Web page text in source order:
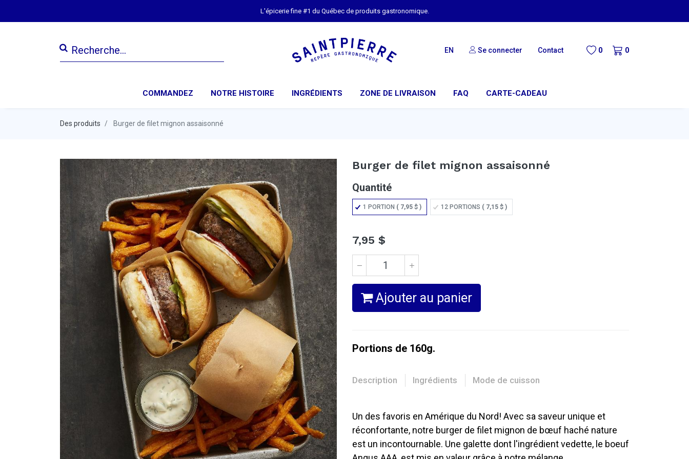
L'épicerie fine #1 du Québec de produits gastronomique.
EN Se connecter Contact 0 0
COMMANDEZ NOTRE HISTOIRE INGRÉDIENTS ZONE DE LIVRAISON FAQ CARTE-CADEAU
Des produits Burger de filet mignon assaisonné
Burger de filet mignon assaisonné
Quantité
1 PORTION ( 7,95 $ ) 12 PORTIONS ( 7,15 $ )
7,95 $
Ajouter au panier
Portions de 160g.
Description Ingrédients Mode de cuisson
Un des favoris en Amérique du Nord! Avec sa saveur unique et
réconfortante, notre burger de filet mignon de bœuf haché nature
est un incontournable. Une galette dont l'ingrédient vedette, le boeuf